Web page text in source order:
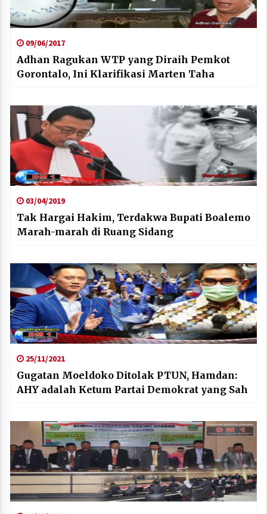
09/06/2017
Adhan Ragukan WTP yang Diraih Pemkot
Gorontalo, Ini Klarifikasi Marten Taha
03/04/2019
Tak Hargai Hakim, Terdakwa Bupati Boalemo
Marah-marah di Ruang Sidang
25/11/2021
Gugatan Moeldoko Ditolak PTUN, Hamdan:
AHY adalah Ketum Partai Demokrat yang Sah